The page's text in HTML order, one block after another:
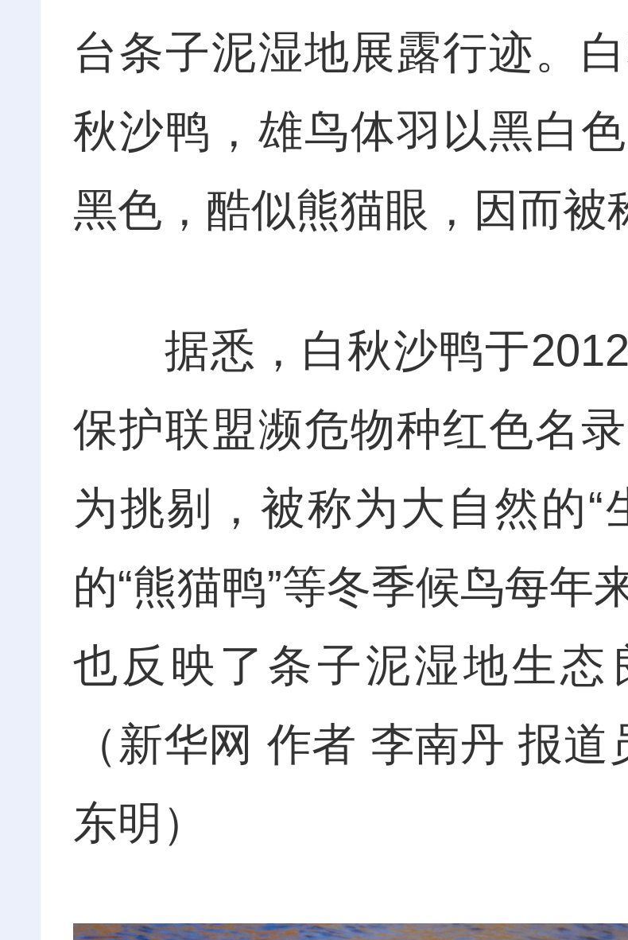
台条子泥湿地展露行迹。
秋沙鸭，雄鸟体羽以黑白
黑色，酷似熊猫眼，因而被
据悉，白秋沙鸭于2012
保护联盟濒危物种红色名
为挑剔，被称为大自然的“
的“熊猫鸭”等冬季候鸟每年
也反映了条子泥湿地生态
（新华网 作者 李南丹 报
东明）